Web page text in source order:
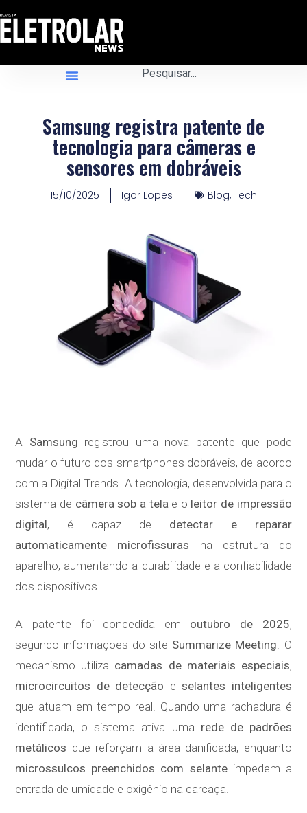
Samsung registra patente de
tecnologia para câmeras e
sensores em dobráveis
15/10/2025 Igor Lopes Blog, Tech
A Samsung registrou uma nova patente que pode
mudar o futuro dos smartphones dobráveis, de acordo
com a Digital Trends. A tecnologia, desenvolvida para o
sistema de câmera sob a telae o leitor de impressão
digital, é capaz de detectar e reparar
automaticamente microfissuras na estrutura do
aparelho, aumentando a durabilidade e a confiabilidade
dos dispositivos.
A patente foi concedida em outubro de 2025,
segundo informações do site Summarize Meeting. O
mecanismo utiliza camadas de materiais especiais,
microcircuitos de detecção eselantes inteligentes
que atuam em tempo real. Quando uma rachadura é
identificada, o sistema ativa uma rede de padrões
metálicos que reforçam a área danificada, enquanto
microssulcos preenchidos com selanteimpedem a
entrada de umidade e oxigênio na carcaça.